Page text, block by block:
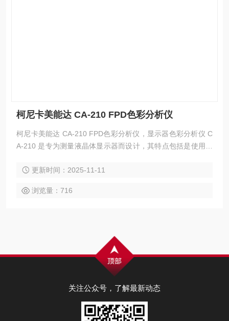
柯尼卡美能达 CA-210 FPD色彩分析仪
柯尼卡美能达 CA-210 FPD色彩分析仪，显示器色彩分析仪 C
A-210 是专为测量液晶体显示器而设计，其特点包括是使用光
更可测量低至 0.1cd/m2的量度。
更新时间：2025-11-11
浏览量：716
关注公众号，了解最新动态